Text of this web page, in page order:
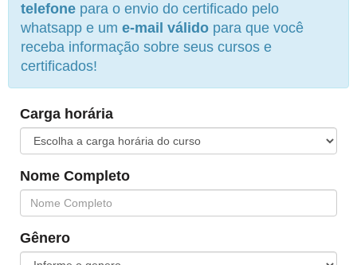
telefone para o envio do certificado pelo
whatsapp e um e-mail válido para que você
receba informação sobre seus cursos e
certificados!
Carga horária
Nome Completo
Gênero